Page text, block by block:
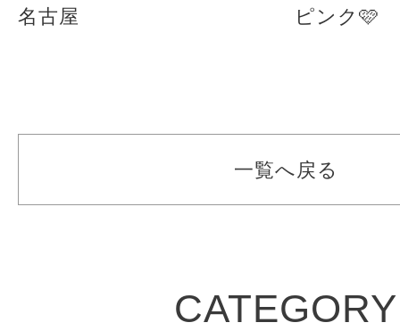
名古屋
ピンク🩷
一覧へ戻る
CATEGORY